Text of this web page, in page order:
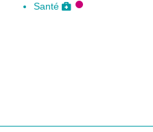
Santé